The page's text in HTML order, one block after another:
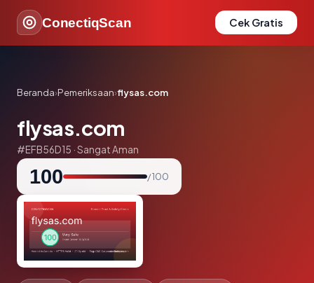
ConectiqScan Cek Gratis
Beranda›Pemeriksaan›flysas.com
flysas.com
#EFB56D15 · Sangat Aman
100 / 100